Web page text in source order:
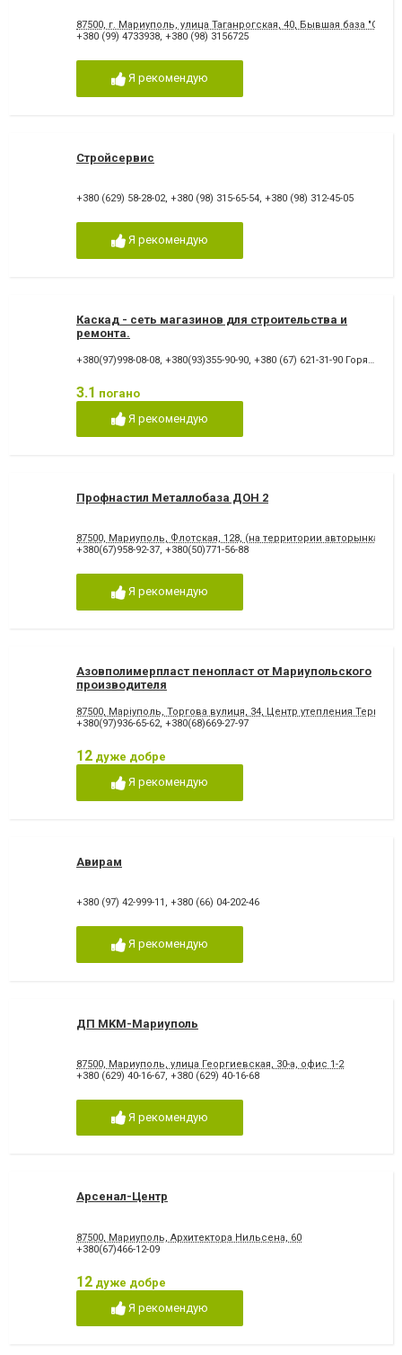
87500, г. Мариуполь, улица Таганрогская, 40, Бывшая база
+380 (99) 4733938, +380 (98) 3156725
Я рекомендую
Стройсервис
+380 (629) 58-28-02, +380 (98) 315-65-54, +380 (98) 312-45-05
Я рекомендую
Каскад - сеть магазинов для строительства и
ремонта.
+380(97)998-08-08, +380(93)355-90-90, +380 (67) 621-31-90 Горячая линия Киевстар
3.1 погано
Я рекомендую
Профнастил Металлобаза ДОН 2
87500, Мариуполь, Флотская, 128, (на территории авторынка
+380(67)958-92-37, +380(50)771-56-88
Я рекомендую
Азовполимерпласт пенопласт от Мариупольского
производителя
87500, Маріуполь, Торгова вулиця, 34, Центр утепления
+380(97)936-65-62, +380(68)669-27-97
12 дуже добре
Я рекомендую
Авирам
+380 (97) 42-999-11 , +380 (66) 04-202-46
Я рекомендую
ДП MKM-Мариуполь
87500, Мариуполь, улица Георгиевская, 30-а, офис 1-2
+380 (629) 40-16-67, +380 (629) 40-16-68
Я рекомендую
Арсенал-Центр
87500, Мариуполь, Архитектора Нильсена, 60
+380(67)466-12-09
12 дуже добре
Я рекомендую